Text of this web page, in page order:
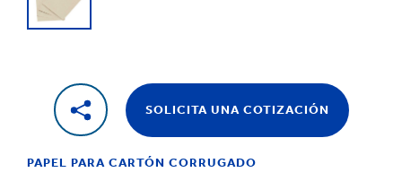
SOLICITA UNA COTIZACIÓN
PAPEL PARA CARTÓN CORRUGADO